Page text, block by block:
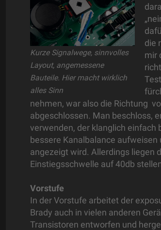
Kurze Signalwege, sinnvolles
Layout, angemessene
Bauteile. Hier macht wirklich
alles Sinn
die
mir
nehmen, war also die Richtung
abgeschlossen. Man beschloss,
verwenden, der klanglich einfach
bessere Kanalbalance
angezeigt wird. Allerdings liegen
Einstiegsschwelle auf 40db
Vorstufe
In der Vorstufe arbeitet der
Brady auch in vielen anderen
Transistoren entworfen und